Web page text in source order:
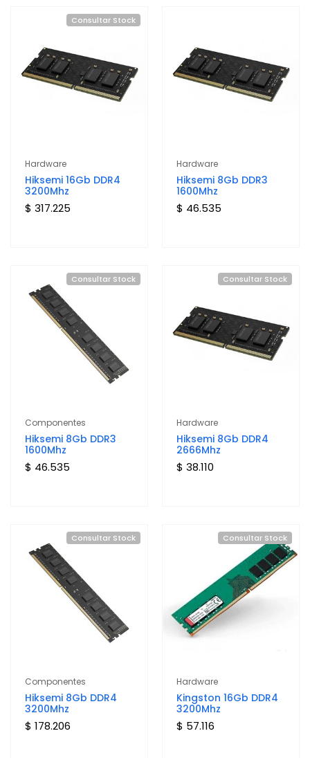
Consultar Stock
Hardware
Hiksemi 16Gb DDR4
3200Mhz
$ 317.225
Hardware
Hiksemi 8Gb DDR3
1600Mhz
$ 46.535
Consultar Stock
Componentes
Hiksemi 8Gb DDR3
1600Mhz
$ 46.535
Consultar Stock
Hardware
Hiksemi 8Gb DDR4
2666Mhz
$ 38.110
Consultar Stock
Componentes
Hiksemi 8Gb DDR4
3200Mhz
$ 178.206
Consultar Stock
Hardware
Kingston 16Gb DDR4
3200Mhz
$ 57.116